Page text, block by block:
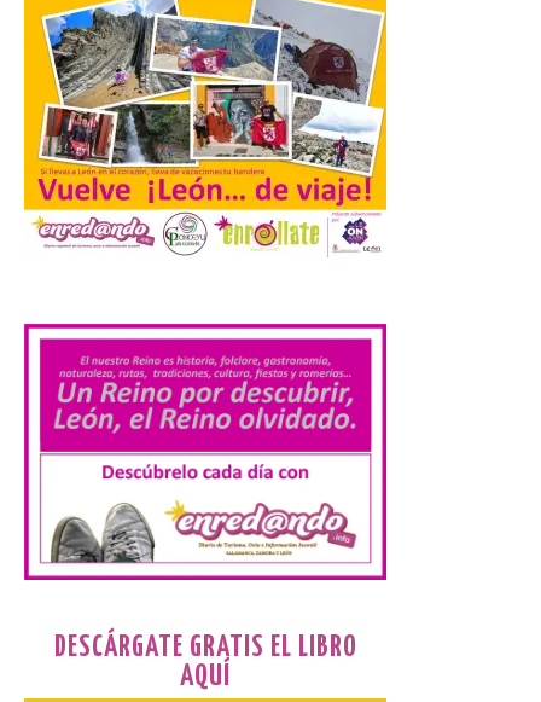
de mañana dedicados preferentemente al
público infantil y, el resto del […]
El Gobierno de España
lanza un visor web para
localizar y disfrutar del
eclipse solar del 12 de
agosto con seguridad
Se trata de un visor web
que permite conocer la
posición exacta del Sol y
así localizar el lugar ideal
para observar el eclipse
solar del 12 de agosto de 2026 sin
obstáculos. El visor es una herramienta a
Paradores renueva su
como patrocinador oficial
DESCÁRGATE GRATIS EL LIBRO
AQUÍ